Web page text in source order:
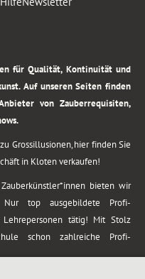
für Qualität, Kontinuität und
Auf unseren Seiten finden
von Zauberrequisiten,
Grossillusionen, hier finden Sie
in Kloten verkaufen!
bieten wir
Nur top ausgebildete Profi-
tätig! Mit Stolz
schon zahlreiche Profi-